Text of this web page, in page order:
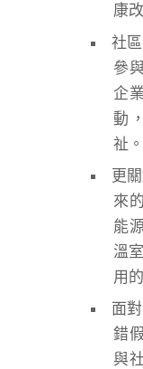
康
社
參
企
動
祉。
更
來
能
溫
用
面
錯
與